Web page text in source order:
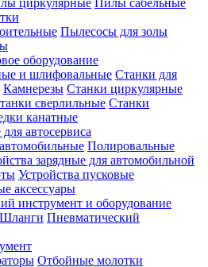
циркулярные Пилы сабельные
Пылесосы для золы
оборудование
и шлифовальные Станки для
Камнерезы Станки циркулярные
сверлильные Станки
канатные
автосервиса
Полировальные
зарядные для автомобильной
Устройства пусковые
аксессуары
инструмент и оборудование
Шланги Пневматический
Отбойные молотки